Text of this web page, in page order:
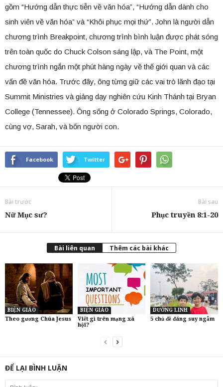
gồm “Hướng dẫn thực tiễn về văn hóa”, “Hướng dẫn dành cho
sinh viên về văn hóa” và “Khôi phục mọi thứ”. John là người dẫn
chương trình Breakpoint, chương trình bình luận được phát sóng
trên toàn quốc do Chuck Colson sáng lập, và The Point, một
chương trình ngắn một phút hàng ngày về thế giới quan và các
vấn đề văn hóa. Trước đây, ông từng giữ các vai trò lãnh đạo tại
Summit Ministries và giảng dạy nghiên cứu Kinh Thánh tại Bryan
College (Tennessee). Ông sống ở Colorado Springs, Colorado,
cùng vợ, Sarah, và bốn người con.
Facebook Twitter
Bài trước
Nữ Mục sư?
Bài sau
Phục truyền 8:1-20
Bài liên quan Thêm các bài khác
BIỆN GIÁO
Theo gương Chúa Jesus
BIỆN GIÁO
Viết gì trên mạng xã
hội?
DƯỠNG LINH
5 chủ đề đáng suy ngẫm
ĐỂ LẠI BÌNH LUẬN